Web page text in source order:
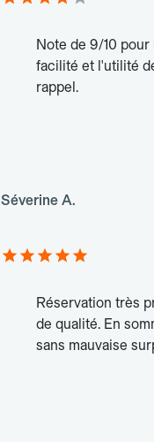
Note de 9/10
facilité et l'utilité
rappel.
Séverine A.
Réservation très
de qualité. En
sans mauvaise